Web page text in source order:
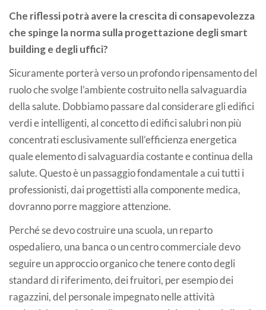
Che riflessi potrà avere la crescita di consapevolezza
che spinge la norma sulla progettazione degli smart
building e degli uffici?
Sicuramente porterà verso un profondo ripensamento del
ruolo che svolge l’ambiente costruito nella salvaguardia
della salute. Dobbiamo passare dal considerare gli edifici
verdi e intelligenti, al concetto di edifici salubri non più
concentrati esclusivamente sull’efficienza energetica
quale elemento di salvaguardia costante e continua della
salute. Questo è un passaggio fondamentale a cui tutti i
professionisti, dai progettisti alla componente medica,
dovranno porre maggiore attenzione.
Perché se devo costruire una scuola, un reparto
ospedaliero, una banca o un centro commerciale devo
seguire un approccio organico che tenere conto degli
standard di riferimento, dei fruitori, per esempio dei
ragazzini, del personale impegnato nelle attività